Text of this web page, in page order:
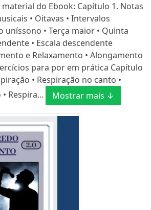
do Ebook: Capítulo 1. Notas
• Oitavas • Intervalos
uníssono • Terça maior • Quinta
• Escala descendente
e Relaxamento • Alongamento
para por em prática Capítulo
• Respiração no canto •
Respira...
Mostrar mais ↓